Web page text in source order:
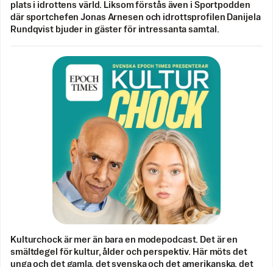
plats i idrottens värld. Liksom förstås även i Sportpodden
där sportchefen Jonas Arnesen och idrottsprofilen Danijela
Rundqvist bjuder in gäster för intressanta samtal.
Kulturchock är mer än bara en modepodcast. Det är en
smältdegel för kultur, ålder och perspektiv. Här möts det
unga och det gamla, det svenska och det amerikanska, det